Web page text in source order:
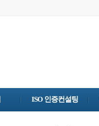
ISO 인증컨설팅